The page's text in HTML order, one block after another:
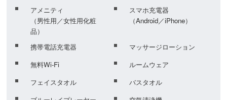
アメニティ
（男性用／女性用化粧
品）
スマホ充電器
（Android／iPhone）
携帯電話充電器
マッサージローション
無料Wi-Fi
ルームウェア
フェイスタオル
バスタオル